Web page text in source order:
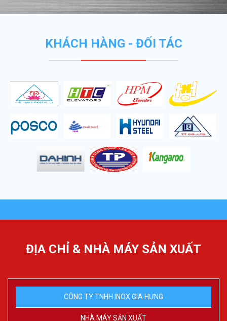
KHÁCH HÀNG - ĐỐI TÁC
ĐỊA CHỈ & NHÀ MÁY SẢN XUẤT
CÔNG TY TNHH INOX GIA HƯNG
NHÀ MÁY SẢN XUẤT